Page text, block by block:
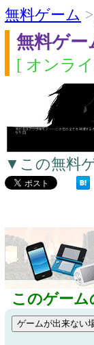
無料ゲーム >
無料ゲー
[ オンラ
▼この無料
このゲーム